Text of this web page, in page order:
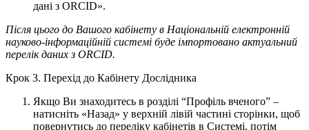
дані з ORCID».
Після цього до Вашого кабінету в Національній електронній
науково-інформаційній системі буде імпортовано актуальний
перелік даних з ORCID.
Крок 3. Перехід до Кабінету Дослідника
Якщо Ви знаходитесь в розділі “Профіль вченого” –
натисніть «Назад» у верхній лівій частині сторінки, щоб
повернутись до переліку кабінетів в Системі, потім